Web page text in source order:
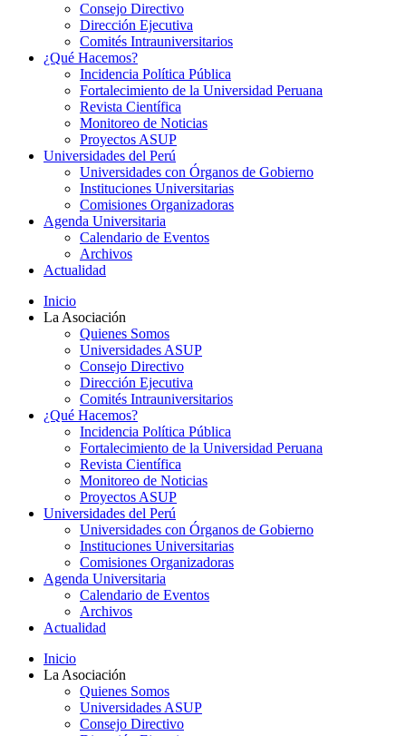
Consejo Directivo
Dirección Ejecutiva
Comités Intrauniversitarios
¿Qué Hacemos?
Incidencia Política Pública
Fortalecimiento de la Universidad Peruana
Revista Científica
Monitoreo de Noticias
Proyectos ASUP
Universidades del Perú
Universidades con Órganos de Gobierno
Instituciones Universitarias
Comisiones Organizadoras
Agenda Universitaria
Calendario de Eventos
Archivos
Actualidad
Inicio
La Asociación
Quienes Somos
Universidades ASUP
Consejo Directivo
Dirección Ejecutiva
Comités Intrauniversitarios
¿Qué Hacemos?
Incidencia Política Pública
Fortalecimiento de la Universidad Peruana
Revista Científica
Monitoreo de Noticias
Proyectos ASUP
Universidades del Perú
Universidades con Órganos de Gobierno
Instituciones Universitarias
Comisiones Organizadoras
Agenda Universitaria
Calendario de Eventos
Archivos
Actualidad
Inicio
La Asociación
Quienes Somos
Universidades ASUP
Consejo Directivo